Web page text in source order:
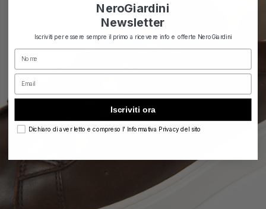
NeroGiardini
Newsletter
Iscriviti per essere sempre il primo a ricevere info e offerte NeroGiardini
Nome
Email
Iscriviti ora
privacyDichiaro di aver letto e compreso l' Informativa Privacy del sito